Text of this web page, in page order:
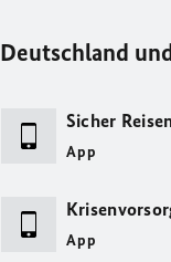
Deutschland
Sicher
App
App